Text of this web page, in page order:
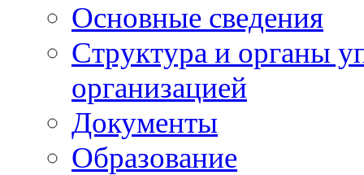
Основные сведения
Структура и органы
организацией
Документы
Образование